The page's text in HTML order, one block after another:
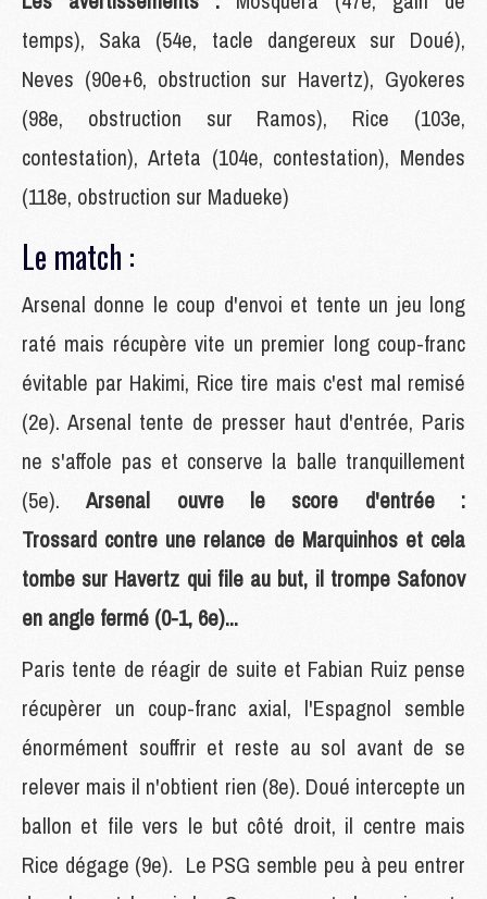
temps), Saka (54e, tacle dangereux sur Doué),
Neves (90e+6, obstruction sur Havertz), Gyokeres
(98e, obstruction sur Ramos), Rice (103e,
contestation), Arteta (104e, contestation), Mendes
(118e, obstruction sur Madueke)
Le match :
Arsenal donne le coup d'envoi et tente un jeu long
raté mais récupère vite un premier long coup-franc
évitable par Hakimi, Rice tire mais c'est mal remisé
(2e). Arsenal tente de presser haut d'entrée, Paris
ne s'affole pas et conserve la balle tranquillement
(5e).Arsenal ouvre le score d'entrée :
Trossard contre une relance de Marquinhos et cela
tombe sur Havertz qui file au but, il trompe Safonov
en angle fermé (0-1, 6e)...
Paris tente de réagir de suite et Fabian Ruiz pense
récupèrer un coup-franc axial, l'Espagnol semble
énormément souffrir et reste au sol avant de se
relever mais il n'obtient rien (8e). Doué intercepte un
ballon et file vers le but côté droit, il centre mais
Rice dégage (9e). Le PSG semble peu à peu entrer